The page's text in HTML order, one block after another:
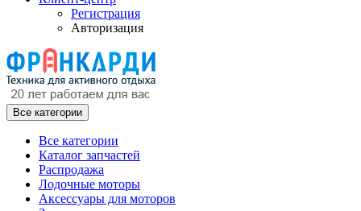
Регистрация
Авторизация
Все категории
Все категории
Каталог запчастей
Распродажа
Лодочные моторы
Аксессуары для моторов